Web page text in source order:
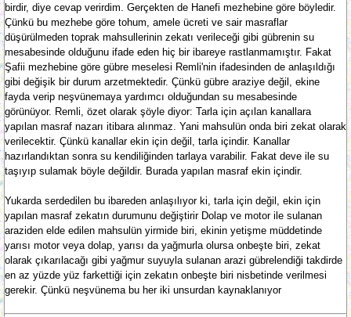
birdir, diye cevap verirdim. Gerçekten de Hanefi mezhebine göre böyledir.
Çünkü bu mezhebe göre tohum, amele ücreti ve sair masraflar
düşürülmeden toprak mahsullerinin zekatı verileceği gibi gübrenin su
mesabesinde olduğunu ifade eden hiç bir ibareye rastlanmamıştır. Fakat
Şafii mezhebine göre gübre meselesi Remli'nin ifadesinden de anlaşıldığı
gibi değişik bir durum arzetmektedir. Çünkü gübre araziye değil, ekine
fayda verip neşvünemaya yardımcı olduğundan su mesabesinde
görünüyor. Remli, özet olarak şöyle diyor: Tarla için açılan kanallara
yapılan masraf nazarı itibara alınmaz. Yani mahsulün onda biri zekat olarak
verilecektir. Çünkü kanallar ekin için değil, tarla içindir. Kanallar
hazırlandıktan sonra su kendiliğinden tarlaya varabilir. Fakat deve ile su
taşıyıp sulamak böyle değildir. Burada yapılan masraf ekin içindir.
Yukarda serdedilen bu ibareden anlaşılıyor ki, tarla için değil, ekin için
yapılan masraf zekatın durumunu değiştirir Dolap ve motor ile sulanan
araziden elde edilen mahsulün yirmide biri, ekinin yetişme müddetinde
yarısı motor veya dolap, yarısı da yağmurla olursa onbeşte biri, zekat
olarak çıkarılacağı gibi yağmur suyuyla sulanan arazi gübrelendiği takdirde
en az yüzde yüz farkettiği için zekatın onbeşte biri nisbetinde verilmesi
gerekir. Çünkü neşvünema bu her iki unsurdan kaynaklanıyor